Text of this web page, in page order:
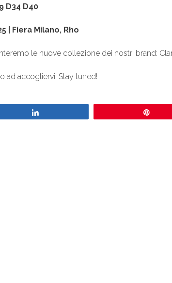
D34 D40
| Fiera Milano, Rho
le nuove collezione dei nostri brand:
ad accogliervi. Stay tuned!